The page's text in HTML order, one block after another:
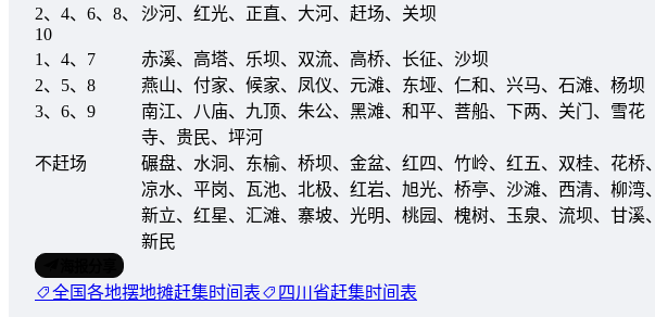
2、4、6、8、
10
沙河、红光、正直、大河、赶场、关坝
1、4、7
赤溪、高塔、乐坝、双流、高桥、长征、沙坝
2、5、8
燕山、付家、候家、凤仪、元滩、东垭、仁和、兴马、石滩、杨坝
3、6、9
南江、八庙、九顶、朱公、黑滩、和平、菩船、下两、关门、雪花
寺、贵民、坪河
不赶场
碾盘、水洞、东榆、桥坝、金盆、红四、竹岭、红五、双桂、花桥、
凉水、平岗、瓦池、北极、红岩、旭光、桥亭、沙滩、西清、柳湾、
新立、红星、汇滩、寨坡、光明、桃园、槐树、玉泉、流坝、甘溪、
新民
全国各地摆地摊赶集时间表 四川省赶集时间表